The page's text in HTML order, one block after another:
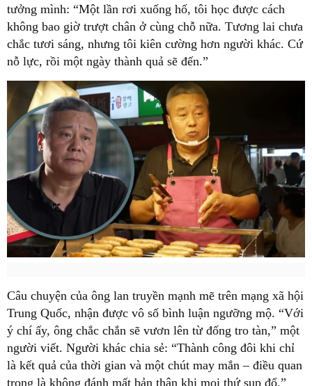
tưởng mình: “Một lần rơi xuống hố, tôi học được cách
không bao giờ trượt chân ở cùng chỗ nữa. Tương lai chưa
chắc tươi sáng, nhưng tôi kiên cường hơn người khác. Cứ
nỗ lực, rồi một ngày thành quả sẽ đến.”
Câu chuyện của ông lan truyền mạnh mẽ trên mạng xã hội
Trung Quốc, nhận được vô số bình luận ngưỡng mộ. “Với
ý chí ấy, ông chắc chắn sẽ vươn lên từ đống tro tàn,” một
người viết. Người khác chia sẻ: “Thành công đôi khi chỉ
là kết quả của thời gian và một chút may mắn – điều quan
trọng là không đánh mất bản thân khi mọi thứ sụp đổ.”